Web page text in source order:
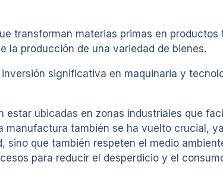
transforman materias primas en
la producción de una variedad de bienes.
significativa en maquinaria y
estar ubicadas en zonas industriales que
también se ha vuelto crucial,
sino que también respeten el medio
para reducir el desperdicio y el